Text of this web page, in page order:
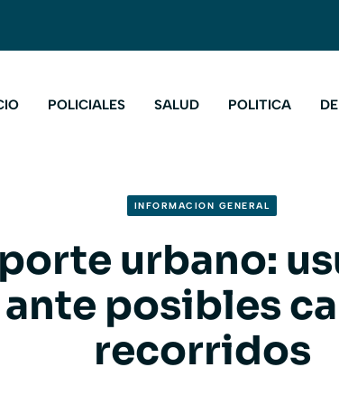
POLICIALES SALUD POLITICA
INFORMACION GENERAL
urbano:
posibles
recorridos